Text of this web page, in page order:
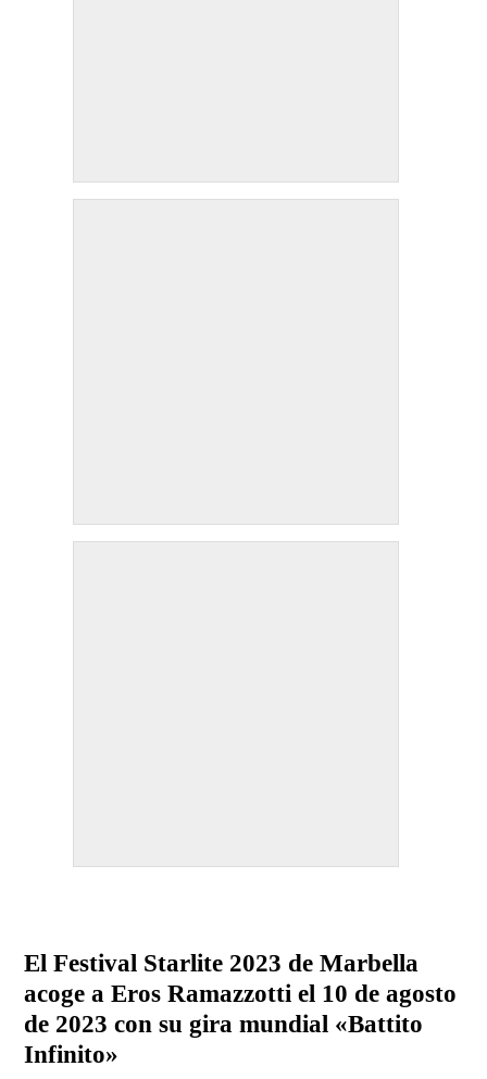
El Festival Starlite 2023 de Marbella
acoge a Eros Ramazzotti el 10 de agosto
de 2023 con su gira mundial «Battito
Infinito»